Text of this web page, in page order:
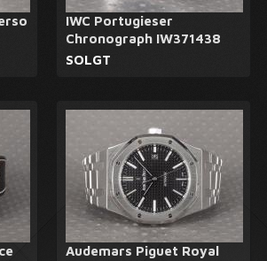
IWC Portugieser
Chronograph IW371438
SOLGT
Audemars Piguet Royal